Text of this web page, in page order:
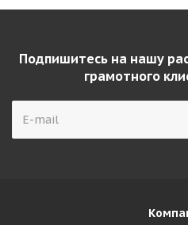
Подпишитесь на нашу
грамотного